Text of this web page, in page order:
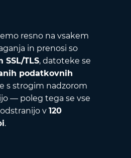
resno na vsakem
in prenosi so
TLS, datoteke se
podatkovnih
s strogim nadzorom
— poleg tega se vse
v 120
.